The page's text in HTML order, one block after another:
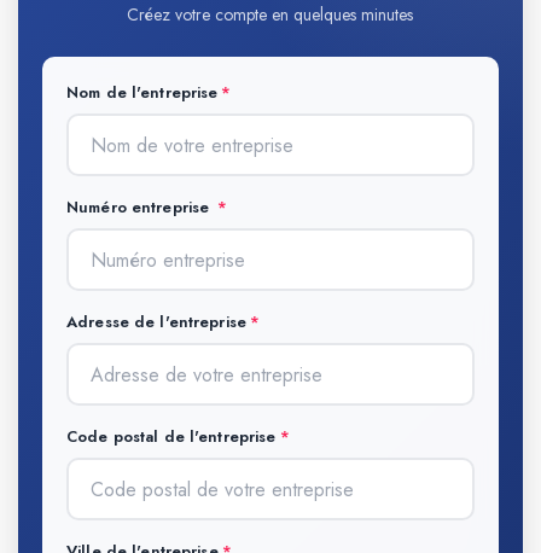
Créez votre compte en quelques minutes
Nom de l'entreprise
Numéro entreprise
Adresse de l'entreprise
Code postal de l'entreprise